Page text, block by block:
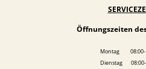
Öffnungszeiten
Montag 08:00-
Dienstag 08:00-